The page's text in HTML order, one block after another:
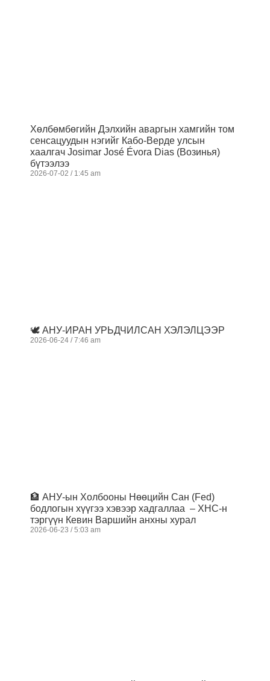
Хөлбөмбөгийн Дэлхийн аваргын хамгийн том
сенсацуудын нэгийг Кабо-Верде улсын
хаалгач Josimar José Évora Dias (Возинья)
бүтээлээ
2026-07-02 1:45 am
🕊️ АНУ-ИРАН УРЬДЧИЛСАН ХЭЛЭЛЦЭЭР
2026-06-24 7:46 am
🏦 АНУ-ын Холбооны Нөөцийн Сан (Fed)
бодлогын хүүгээ хэвээр хадгаллаа – ХНС-н
тэргүүн Кевин Варшийн анхны хурал
2026-06-23 5:03 am